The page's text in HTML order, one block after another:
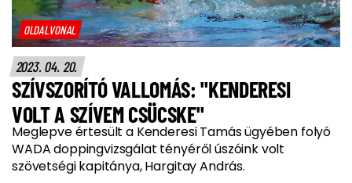
OLDALVONAL
2023. 04. 20.
SZÍVSZORÍTÓ VALLOMÁS: "KENDERESI
VOLT A SZÍVEM CSÜCSKE"
Meglepve értesült a Kenderesi Tamás ügyében folyó
WADA doppingvizsgálat tényéről úszóink volt
szövetségi kapitánya, Hargitay András.